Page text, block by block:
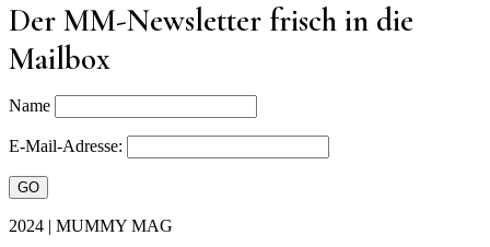
Der MM-Newsletter frisch in die
Mailbox
Name
E-Mail-Adresse:
2024 | MUMMY MAG